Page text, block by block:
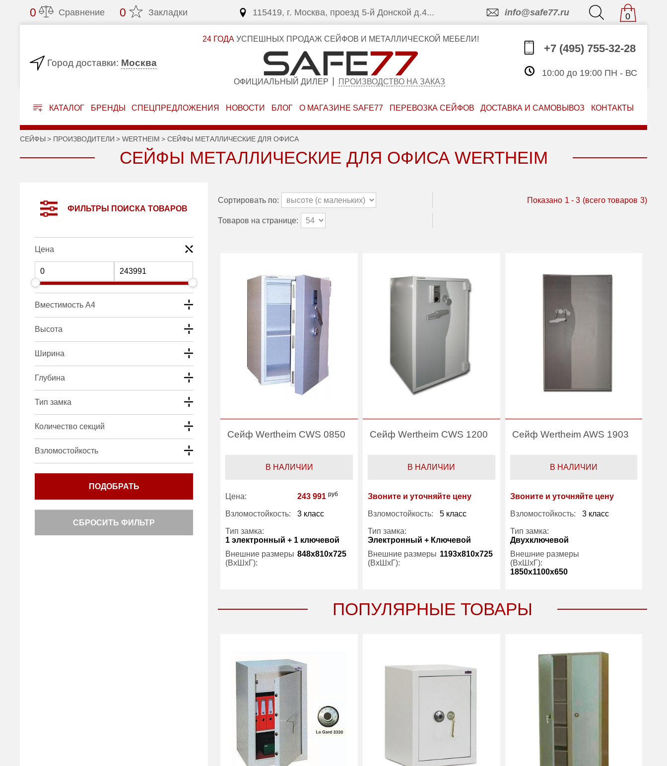
0 Сравнение 0 Закладки 115419, г. Москва, проезд 5-й Донской д.4... info@safe77.ru 0
Город доставки: Москва
24 ГОДАУСПЕШНЫХ ПРОДАЖ СЕЙФОВ И МЕТАЛЛИЧЕСКОЙ МЕБЕЛИ!
ОФИЦИАЛЬНЫЙ ДИЛЕР ПРОИЗВОДСТВО НА ЗАКАЗ
+7 (495) 755-32-28
10:00 до 19:00 ПН - ВС
КАТАЛОГ БРЕНДЫ СПЕЦПРЕДЛОЖЕНИЯ НОВОСТИ БЛОГ О МАГАЗИНЕ SAFE77 ПЕРЕВОЗКА СЕЙФОВ ДОСТАВКА И САМОВЫВОЗ КОНТАКТЫ
СЕЙФЫ ПРОИЗВОДИТЕЛИ WERTHEIM СЕЙФЫ МЕТАЛЛИЧЕСКИЕ ДЛЯ ОФИСА
СЕЙФЫ МЕТАЛЛИЧЕСКИЕ ДЛЯ ОФИСА WERTHEIM
ФИЛЬТРЫ ПОИСКА ТОВАРОВ
Цена
Вместимость А4
Высота
Ширина
Глубина
Тип замка
Количество секций
Взломостойкость
ПОДОБРАТЬ
СБРОСИТЬ ФИЛЬТР
Сортировать по:
Товаров на странице:
Показано 1 - 3 (всего товаров 3)
Сейф Wertheim CWS 0850
В НАЛИЧИИ
Цена: 243 991 руб
Взломостойкость: 3 класс
Тип замка:
1 электронный + 1 ключевой
Внешние размеры
(ВхШхГ):
848x810x725
Wertheim
Сейф Wertheim CWS 1200
В НАЛИЧИИ
Звоните и уточняйте цену
Взломостойкость: 5 класс
Тип замка:
Электронный + Ключевой
Внешние размеры
(ВхШхГ):
1193x810x725
Вес (кг) : 1100
Сейф Wertheim AWS 1903
В НАЛИЧИИ
Звоните и уточняйте цену
Взломостойкость: 3 класс
Тип замка:
Двухключевой
Внешние размеры
(ВхШхГ):
1850x1100x650
Производитель:
ПОПУЛЯРНЫЕ ТОВАРЫ